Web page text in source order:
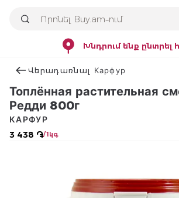
Խնդրում ենք ընտրել
Վերադառնալ Карфур
Топлённая растительная
Редди 800г
3 438 ֏/ 1կգ
КАРФУР